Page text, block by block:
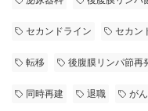
セカンドライン セカン
転移 後腹膜リンパ節再
同時再建 退職 が